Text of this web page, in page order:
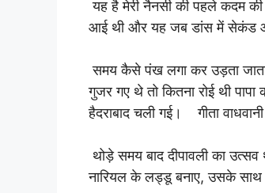
यह है मेरी नैनसी की पहले कदम
आई थी और यह जब डांस में सेकंड
समय कैसे पंख लगा कर उड़ता
गुजर गए थे तो कितना रोई थी
हैदराबाद चली गई। गीता वाधवानी
थोड़े समय बाद दीपावली का
नारियल के लड्डू बनाए, उसके